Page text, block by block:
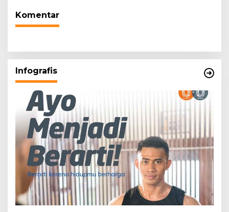
Komentar
Infografis